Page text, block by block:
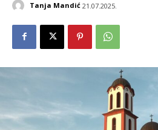
Tanja Mandić 21.07.2025.